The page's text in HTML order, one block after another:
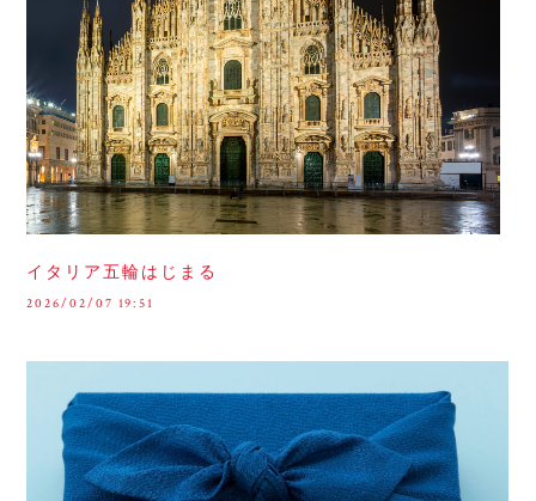
イタリア五輪はじまる
2026/02/07 19:51